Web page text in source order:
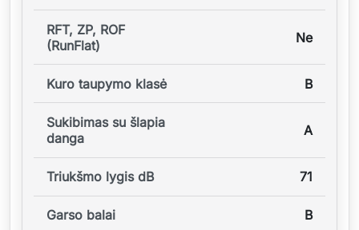
RFT, ZP, ROF
(RunFlat)
Ne
Kuro taupymo klasė B
Sukibimas su šlapia
danga
A
Triukšmo lygis dB 71
Garso balai B